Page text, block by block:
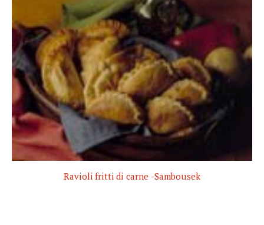
Ravioli fritti di carne -Sambousek